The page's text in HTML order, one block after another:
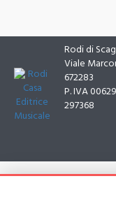
Rodi di
Viale
672283
P. IVA
297368